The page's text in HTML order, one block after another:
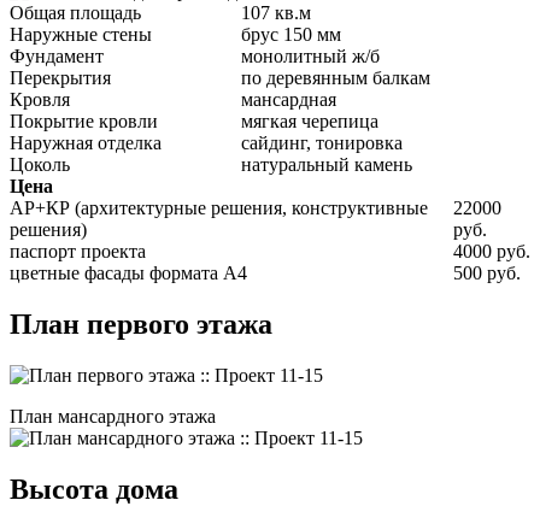
Общая площадь
107 кв.м
Наружные стены
брус 150 мм
Фундамент
монолитный ж/б
Перекрытия
по деревянным балкам
Кровля
мансардная
Покрытие кровли
мягкая черепица
Наружная отделка
сайдинг, тонировка
Цоколь
натуральный камень
Цена
АР+КР (архитектурные решения, конструктивные
решения)
22000
руб.
паспорт проекта
4000 руб.
цветные фасады формата А4
500 руб.
План первого этажа
План мансардного этажа
Высота дома